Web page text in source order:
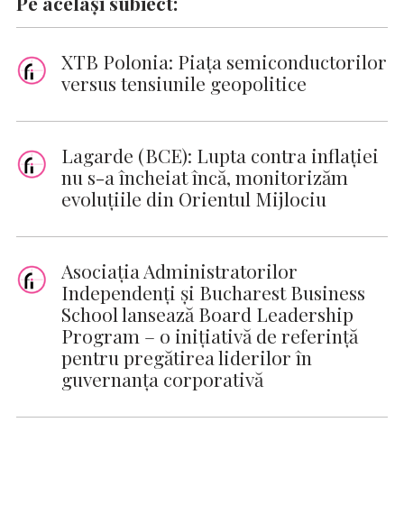
XTB Polonia: Piața semiconductorilor
versus tensiunile geopolitice
Lagarde (BCE): Lupta contra inflaţiei
nu s-a încheiat încă, monitorizăm
evoluţiile din Orientul Mijlociu
Asociația Administratorilor
Independenți și Bucharest Business
School lansează Board Leadership
Program – o inițiativă de referință
pentru pregătirea liderilor în
guvernanța corporativă